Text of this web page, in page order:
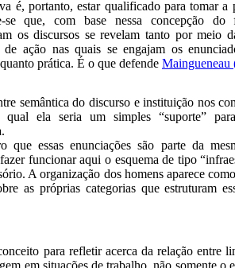
é, portanto, estar qualificado para tomar a
se que, com base nessa concepção do
os discursos se revelam tanto por meio
ação nas quais se engajam os
prática. É o que defende Maingueneau
semântica do discurso e instituição nos
ela seria um simples “suporte”
que essas enunciações são parte da
funcionar aqui o esquema de tipo
A organização dos homens aparece
as próprias categorias que estruturam
para refletir acerca da relação entre
em situações de trabalho, não somente o